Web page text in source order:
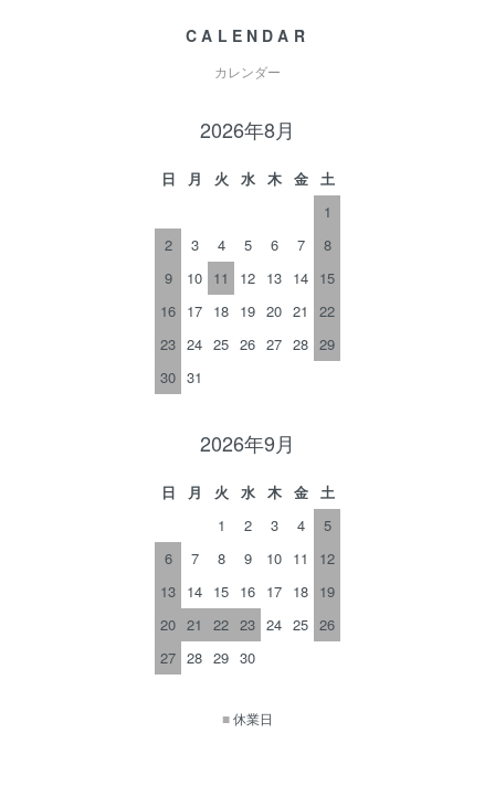
CALENDAR
カレンダー
2026年8月
日 月 火 水 木 金
土
1
2
3 4 5 6 7
8
9
10 11 12 13 14 15
16 17 18 19 20 21
22
23 24 25 26 27 28 29
30 31
2026年9月
日 月 火 水 木 金
土
1
2 3 4
5
6
7 8 9 10 11
12
13 14 15 16 17 18 19
20 21 22 23 24 25 26
27 28 29 30
■休業日